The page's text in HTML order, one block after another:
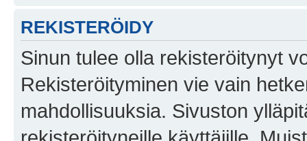
REKISTERÖIDY
Sinun tulee olla rekisteröitynyt
Rekisteröityminen vie vain
mahdollisuuksia. Sivuston